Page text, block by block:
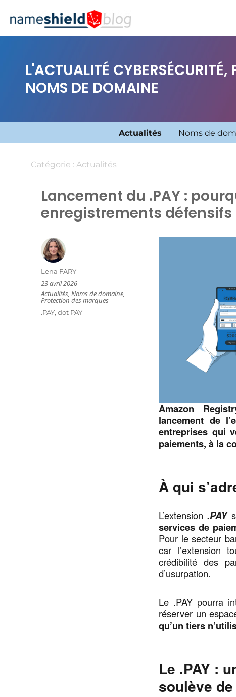
L'ACTUALITÉ CYBERSÉCURITÉ,
NOMS DE DOMAINE
Actualités Noms de
Catégorie :Actualités
Lancement du .PAY :
enregistrements défensifs
Amazon
lancement de
entreprises qui
paiements, à la
À qui
L’extension.PAY
services de
Pour le secteur
car l’extension
crédibilité des
d’usurpation.
Le .PAY pourra
réserver un
qu’un tiers
Le .PAY :
soulève
Auteur
Lena FARY
Publié
le
23 avril 2026
Catégories
Actualités,Noms de domaine,
Protection des marques
Étiquettes
.PAY,dot PAY